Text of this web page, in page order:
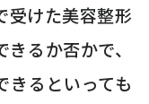
受けた美容整形
るか否かで、
きるといっても